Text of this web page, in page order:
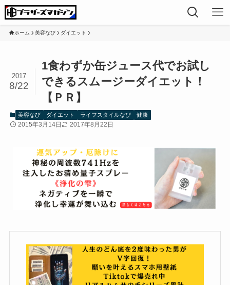
ホーム 美容なび ダイエット
1食わずか缶ジュース代でお試し
できるスムージーダイエット！
【ＰＲ】
2017
8/22
美容なび ダイエット ライフスタイルなび 健康
2015年3月14日 2017年8月22日